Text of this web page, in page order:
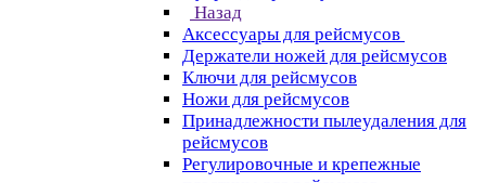
Назад
Аксессуары для рейсмусов
Держатели ножей для рейсмусов
Ключи для рейсмусов
Ножи для рейсмусов
Принадлежности пылеудаления для
рейсмусов
Регулировочные и крепежные